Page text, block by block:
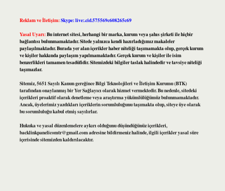
Reklam ve İletişim:Skype: live:.cid.575569c608265c69
Yasal Uyarı:Bu internet sitesi, herhangi bir marka, kurum veya şahıs şirketi ile hiçbir
bağlantısı bulunmamaktadır. Sitede yalnızca kendi hazırladığımız makaleler
paylaşılmaktadır. Burada yer alan içerikler haber niteliği taşımamakta olup, gerçek kurum
ve kişiler hakkında paylaşım yapılmamaktadır. Gerçek kurum ve kişiler ile isim
benzerlikleri tamamen tesadüfidir. Sitemizdeki bilgiler taslak halindedir ve tavsiye niteliği
taşımazlar.
Sitemiz, 5651 Sayılı Kanun gereğince Bilgi Teknolojileri ve İletişim Kurumu (BTK)
tarafından onaylanmış bir Yer Sağlayıcı olarak hizmet vermektedir. Bu nedenle, sitedeki
içerikleri proaktif olarak denetleme veya araştırma yükümlülüğümüz bulunmamaktadır.
Ancak, üyelerimiz yazdıkları içeriklerin sorumluluğunu taşımakta olup, siteye üye olarak
bu sorumluluğu kabul etmiş sayılırlar.
Hukuka ve yasal düzenlemelere aykırı olduğunu düşündüğünüz içerikleri,
backlinkpanelicomtr@gmail.comadresine bildirmeniz halinde, ilgili içerikler yasal süre
içerisinde sitemizden kaldırılacaktır.